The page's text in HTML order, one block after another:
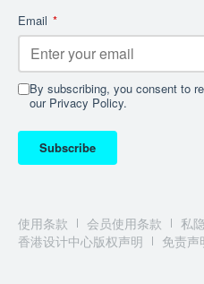
Email *
By subscribing, you consent to
our Privacy Policy.
Subscribe
使用条款 会员使用条款
私
香港设计中心版权声明
免责声